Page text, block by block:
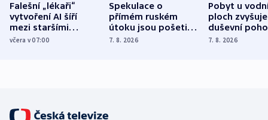
Falešní „lékaři“
vytvoření AI šíří
mezi staršími
Poláky nebezpečné
včera v 07:00
Spekulace o
přímém ruském
útoku jsou pošetilé,
míní estonský
7. 8. 2026
Pobyt u
ploch zvyšuje
duševní
ukázala
7. 8. 2026